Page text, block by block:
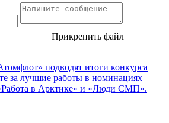
Прикрепить файл
подводят итоги конкурса
за лучшие работы в номинациях
в Арктике» и «Люди СМП».